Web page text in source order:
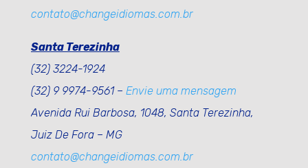
contato@changeidiomas.com.br
Santa Terezinha
(32) 3224-1924
(32) 9 9974-9561 – Envie uma mensagem
Avenida Rui Barbosa, 1048, Santa Terezinha,
Juiz De Fora – MG
contato@changeidiomas.com.br